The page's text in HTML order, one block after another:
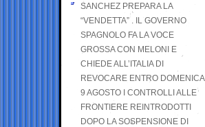
SANCHEZ PREPARA LA
“VENDETTA” . IL GOVERNO
SPAGNOLO FA LA VOCE
GROSSA CON MELONI E
CHIEDE ALL’ITALIA DI
REVOCARE ENTRO DOMENICA
9 AGOSTO I CONTROLLI ALLE
FRONTIERE REINTRODOTTI
DOPO LA SOSPENSIONE DI